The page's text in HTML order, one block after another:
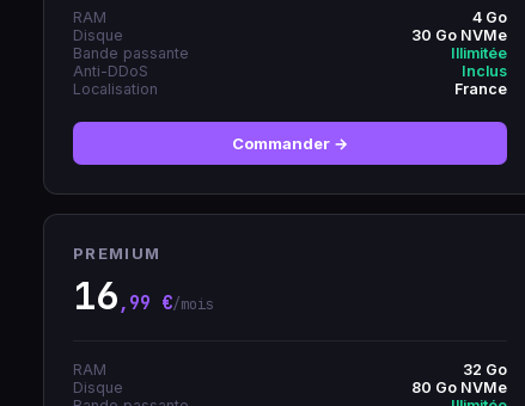
RAM
4 Go
Disque
30 Go NVMe
Bande passante
Illimitée
Anti-DDoS
Inclus
Localisation
France
Commander →
PREMIUM
16,99 €/mois
RAM
32 Go
Disque
80 Go NVMe